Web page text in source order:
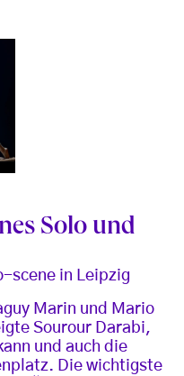
Solo und
scene in Leipzig
Marin und Mario
Sourour Darabi,
und auch die
Die wichtigste